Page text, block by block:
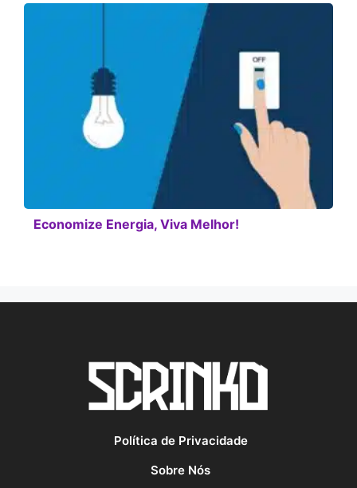
Economize Energia, Viva Melhor!
Política de Privacidade
Sobre Nós